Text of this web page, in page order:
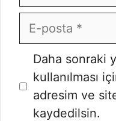
E-
posta
İnternet
sitesi
Daha sonraki
kullanılması
adresim ve
kaydedilsin.